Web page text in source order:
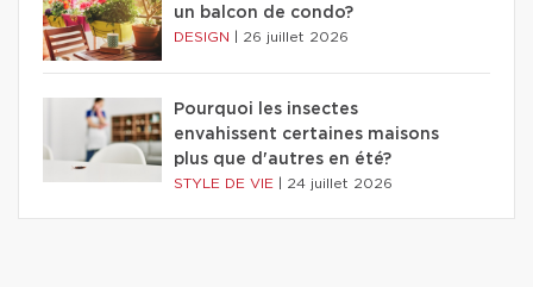
un balcon de condo?
DESIGN 26 juillet 2026
Pourquoi les insectes
envahissent certaines maisons
plus que d'autres en été?
STYLE DE VIE 24 juillet 2026